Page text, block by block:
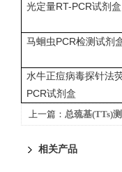
光定量RT-PCR试剂盒
马蛔虫PCR检测试剂
水牛正痘病毒探针法
PCR试剂盒
上一篇： 总巯基(TTs)
相关产品